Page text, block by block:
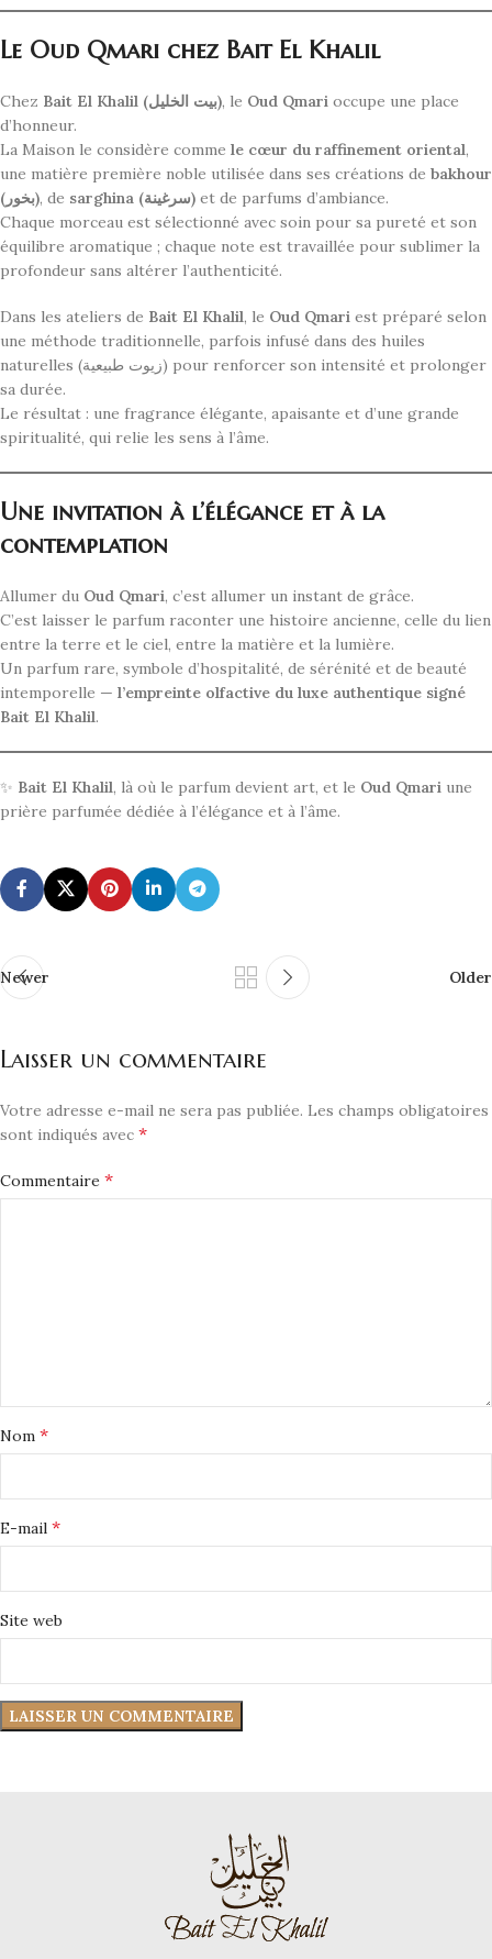
Le Oud Qmari chez Bait El Khalil
Chez Bait El Khalil (بيت الخليل), le Oud Qmari occupe une place
d’honneur.
La Maison le considère comme le cœur du raffinement oriental,
une matière première noble utilisée dans ses créations de bakhour
(بخور), de sarghina (سرغينة) et de parfums d’ambiance.
Chaque morceau est sélectionné avec soin pour sa pureté et son
équilibre aromatique ; chaque note est travaillée pour sublimer la
profondeur sans altérer l’authenticité.
Dans les ateliers de Bait El Khalil, le Oud Qmari est préparé selon
une méthode traditionnelle, parfois infusé dans des huiles
naturelles (زيوت طبيعية) pour renforcer son intensité et prolonger
sa durée.
Le résultat : une fragrance élégante, apaisante et d’une grande
spiritualité, qui relie les sens à l’âme.
Une invitation à l’élégance et à la
contemplation
Allumer du Oud Qmari, c’est allumer un instant de grâce.
C’est laisser le parfum raconter une histoire ancienne, celle du lien
entre la terre et le ciel, entre la matière et la lumière.
Un parfum rare, symbole d’hospitalité, de sérénité et de beauté
intemporelle — l’empreinte olfactive du luxe authentique signé
Bait El Khalil.
✨ Bait El Khalil, là où le parfum devient art, et le Oud Qmari une
prière parfumée dédiée à l’élégance et à l’âme.
Newer Older
Laisser un commentaire
Votre adresse e-mail ne sera pas publiée. Les champs obligatoires
sont indiqués avec *
Commentaire *
Nom *
E-mail *
Site web